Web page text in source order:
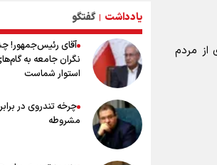
از مردم
ادعای ترامپ: جنگ بزودی پایان
تامین برخی مهمات «محدودتر»
ورزشکاران سنگنوردی
کیلوگرم : امیدوارم با خوشرنگ‌ترین
ایران برگردیم
وجه تسمیه و علت نامگذاری شهر سامرا
وجه تسمیه و علت نامگذاری شهر کربلا
بهترین موکب‌های ایرانی در پیاده روی
۱۴۰۵
توصیه هایی مهم برای پیچ خوردگی پا در
پیاده روی اربعین
خطرات پیاده روی اربعین/ ۷
سفری ایمن و معنوی
۲۰ نکته دوستانه درباره پیاده روی
عراقی ها
یادداشت | گفتگو
آقای رئیس‌جمهور!
نگران جامعه به
استوار شماست
چرخه تندروی در
مشروطه